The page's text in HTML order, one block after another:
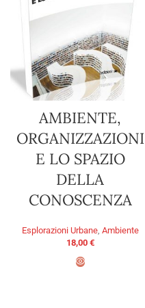
AMBIENTE,
ORGANIZZAZIONI
E LO SPAZIO
DELLA
CONOSCENZA
Esplorazioni Urbane, Ambiente
18,00 €